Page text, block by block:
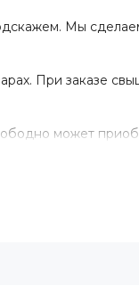
Мы
При заказе
может
999 пробы.
в Донской